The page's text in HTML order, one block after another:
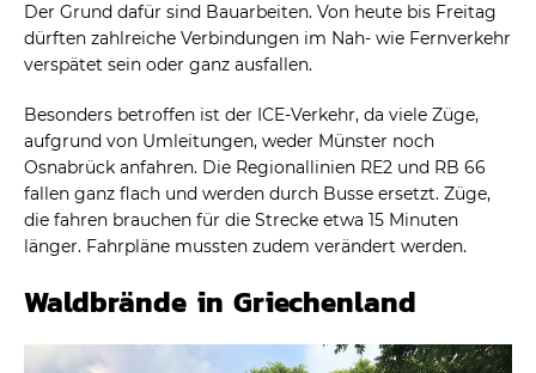
Der Grund dafür sind Bauarbeiten. Von heute bis Freitag
dürften zahlreiche Verbindungen im Nah- wie Fernverkehr
verspätet sein oder ganz ausfallen.
Besonders betroffen ist der ICE-Verkehr, da viele Züge,
aufgrund von Umleitungen, weder Münster noch
Osnabrück anfahren. Die Regionallinien RE2 und RB 66
fallen ganz flach und werden durch Busse ersetzt. Züge,
die fahren brauchen für die Strecke etwa 15 Minuten
länger. Fahrpläne mussten zudem verändert werden.
Waldbrände in Griechenland